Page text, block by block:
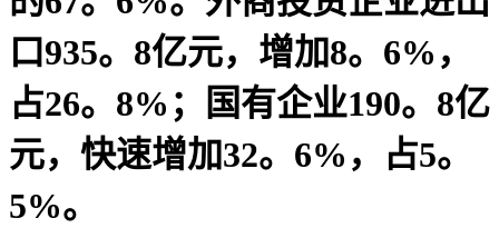
口935。8亿元，增加8。6%，
占26。8%；国有企业190。8亿
元，快速增加32。6%，占5。
5%。